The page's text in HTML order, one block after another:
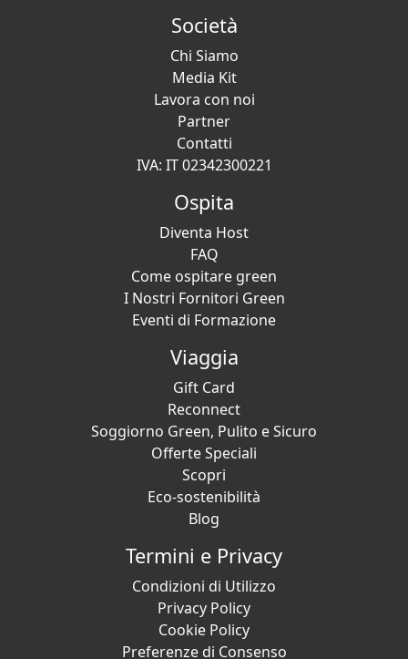
Società
Chi Siamo
Media Kit
Lavora con noi
Partner
Contatti
IVA: IT 02342300221
Ospita
Diventa Host
FAQ
Come ospitare green
I Nostri Fornitori Green
Eventi di Formazione
Viaggia
Gift Card
Reconnect
Soggiorno Green, Pulito e Sicuro
Offerte Speciali
Scopri
Eco-sostenibilità
Blog
Termini e Privacy
Condizioni di Utilizzo
Privacy Policy
Cookie Policy
Preferenze di Consenso